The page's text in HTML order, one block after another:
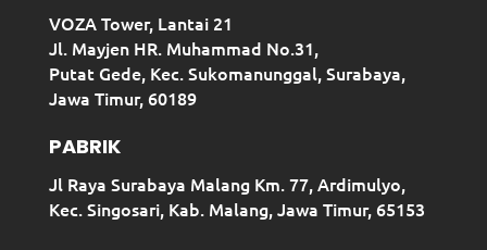
VOZA Tower, Lantai 21
Jl. Mayjen HR. Muhammad No.31,
Putat Gede, Kec. Sukomanunggal, Surabaya,
Jawa Timur, 60189
PABRIK
Jl Raya Surabaya Malang Km. 77, Ardimulyo,
Kec. Singosari, Kab. Malang, Jawa Timur, 65153